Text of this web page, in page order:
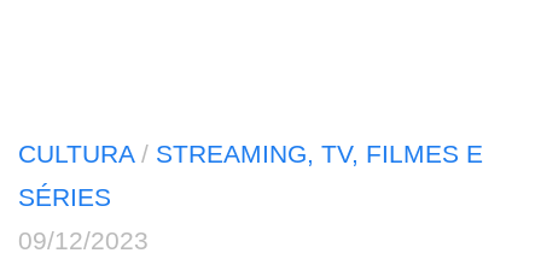
CULTURA/ STREAMING, TV, FILMES E
SÉRIES
09/12/2023